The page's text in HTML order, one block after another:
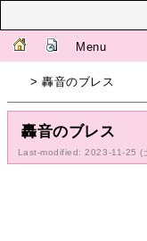
Menu
> 轟音のブレス
轟音のブレス
Last-modified: 2023-11-25 (